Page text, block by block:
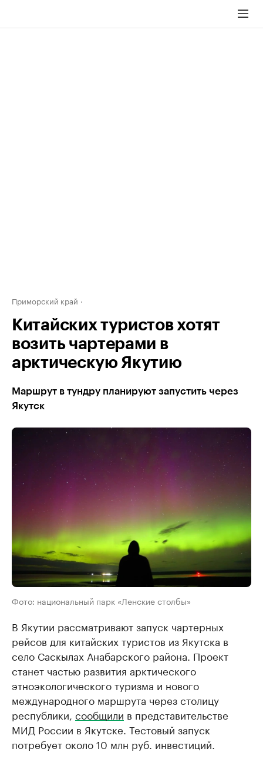
Приморский край
Китайских туристов хотят
возить чартерами в
арктическую Якутию
Маршрут в тундру планируют запустить через
Якутск
Фото: национальный парк «Ленские столбы»
В Якутии рассматривают запуск чартерных
рейсов для китайских туристов из Якутска в
село Саскылах Анабарского района. Проект
станет частью развития арктического
этноэкологического туризма и нового
международного маршрута через столицу
республики, сообщили в представительстве
МИД России в Якутске. Тестовый запуск
потребует около 10 млн руб. инвестиций.